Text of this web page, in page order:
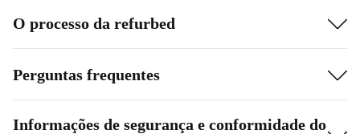
O processo da refurbed
Perguntas frequentes
Informações de segurança e conformidade do